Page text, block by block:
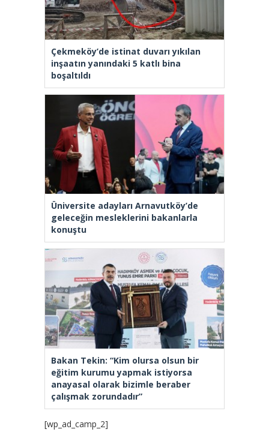
Çekmeköy’de istinat duvarı yıkılan
inşaatın yanındaki 5 katlı bina
boşaltıldı
Üniversite adayları Arnavutköy’de
geleceğin mesleklerini bakanlarla
konuştu
Bakan Tekin: “Kim olursa olsun bir
eğitim kurumu yapmak istiyorsa
anayasal olarak bizimle beraber
çalışmak zorundadır”
[wp_ad_camp_2]